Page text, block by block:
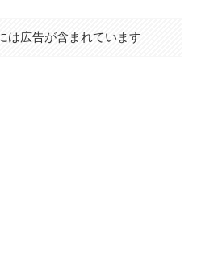
は広告が含まれています